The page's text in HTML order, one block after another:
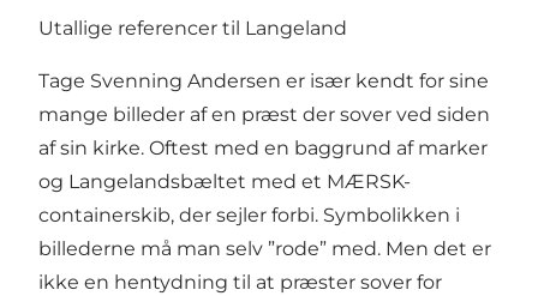
Utallige referencer til Langeland
Tage Svenning Andersen er især kendt for sine
mange billeder af en præst der sover ved siden
af sin kirke. Oftest med en baggrund af marker
og Langelandsbæltet med et MÆRSK-
containerskib, der sejler forbi. Symbolikken i
billederne må man selv ”rode” med. Men det er
ikke en hentydning til at præster sover for